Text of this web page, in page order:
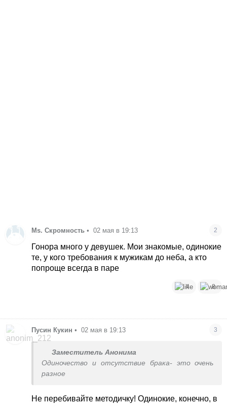
Ms. Скромность • 02 мая в 19:13 2
Гонора много у девушек. Мои знакомые, одинокие
те, у кого требования к мужикам до неба, а кто
попроще всегда в паре
4 8
Пусин Кукин • 02 мая в 19:13 3
Заместитель Анонима
Одиночество и отсутствие брака- это очень
разное
Не перебивайте методичку! Одинокие, конечно, в